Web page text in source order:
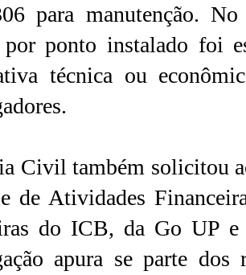
para manutenção.
por ponto instalado foi
técnica ou
Civil também solicitou
de Atividades
do ICB, da Go UP
apura se parte dos